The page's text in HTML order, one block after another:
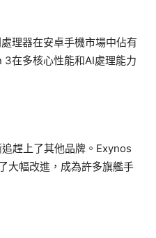
理器在安卓手機市場中佔有
在多核心性能和AI處理能力
趕上了其他品牌。Exynos
大幅改進，成為許多旗艦手